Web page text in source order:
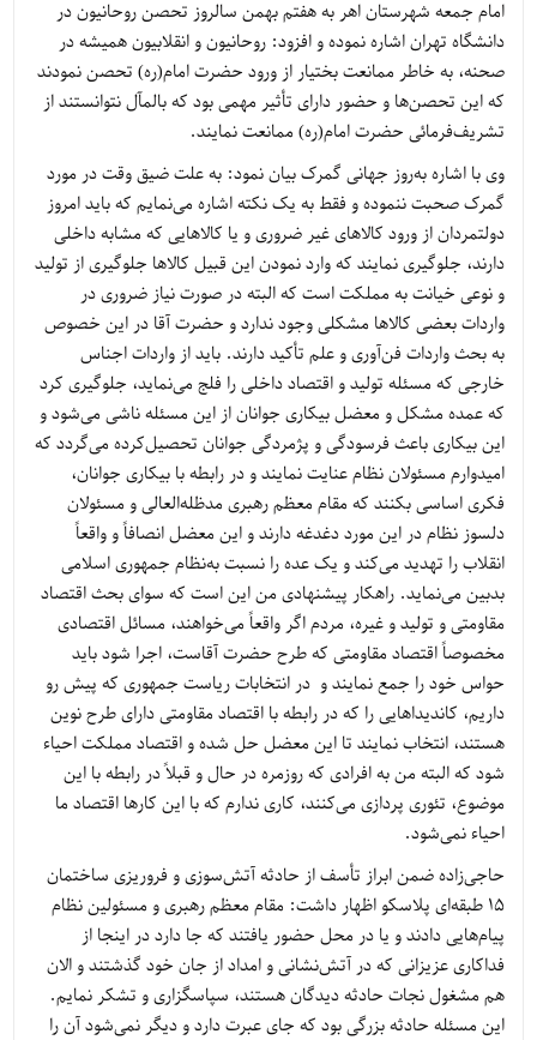
امام جمعه شهرستان اهر به هفتم بهمن سالروز تحصن روحانیون در
دانشگاه تهران اشاره نموده و افزود: روحانیون و انقلابیون همیشه در
صحنه، به خاطر ممانعت بختیار از ورود حضرت امام(ره) تحصن نمودند
که این تحصن‌ها و حضور دارای تأثیر مهمی بود که بالمآل نتوانستند از
تشریف‌فرمائی حضرت امام(ره) ممانعت نمایند.
وی با اشاره به‌روز جهانی گمرک بیان نمود: به علت ضیق وقت در مورد
گمرک صحبت ننموده و فقط به یک نکته اشاره می‌نمایم که باید امروز
دولتمردان از ورود کالاهای غیر ضروری و یا کالاهایی که مشابه داخلی
دارند، جلوگیری نمایند که وارد نمودن این قبیل کالاها جلوگیری از تولید
و نوعی خیانت به مملکت است که البته در صورت نیاز ضروری در
واردات بعضی کالاها مشکلی وجود ندارد و حضرت آقا در این خصوص
به بحث واردات فن‌آوری و علم تأکید دارند. باید از واردات اجناس
خارجی که مسئله تولید و اقتصاد داخلی را فلج می‌نماید، جلوگیری کرد
که عمده مشکل و معضل بیکاری جوانان از این مسئله ناشی می‌شود و
این بیکاری باعث فرسودگی و پژمردگی جوانان تحصیل‌کرده می‌گردد که
امیدوارم مسئولان نظام عنایت نمایند و در رابطه با بیکاری جوانان،
فکری اساسی بکنند که مقام معظم رهبری مدظله‌العالی و مسئولان
دلسوز نظام در این مورد دغدغه دارند و این معضل انصافاً و واقعاً
انقلاب را تهدید می‌کند و یک عده را نسبت به‌نظام جمهوری اسلامی
بدبین می‌نماید. راهکار پیشنهادی من این است که سوای بحث اقتصاد
مقاومتی و تولید و غیره، مردم اگر واقعاً می‌خواهند، مسائل اقتصادی
مخصوصاً اقتصاد مقاومتی که طرح حضرت آقاست، اجرا شود باید
حواس خود را جمع نمایند و در انتخابات ریاست جمهوری که پیش رو
داریم، کاندیداهایی را که در رابطه با اقتصاد مقاومتی دارای طرح نوین
هستند، انتخاب نمایند تا این معضل حل شده و اقتصاد مملکت احیاء
شود که البته من به افرادی که روزمره در حال و قبلاً در رابطه با این
موضوع، تئوری پردازی می‌کنند، کاری ندارم که با این کارها اقتصاد ما
احیاء نمی‌شود.
حاجی‌زاده ضمن ابراز تأسف از حادثه آتش‌سوزی و فروریزی ساختمان
15 طبقه‌ای پلاسکو اظهار داشت: مقام معظم رهبری و مسئولین نظام
پیام‌هایی دادند و یا در محل حضور یافتند که جا دارد در اینجا از
فداکاری عزیزانی که در آتش‌نشانی و امداد از جان خود گذشتند و الان
هم مشغول نجات حادثه دیدگان هستند، سپاسگزاری و تشکر نمایم.
این مسئله حادثه بزرگی بود که جای عبرت دارد و دیگر نمی‌شود آن را